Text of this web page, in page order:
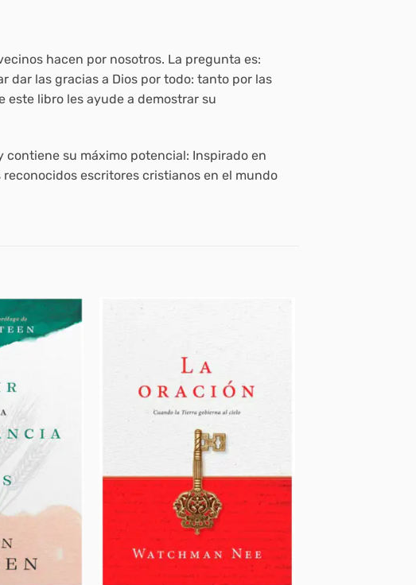
hacen por nosotros. La pregunta es:
dar las gracias a Dios por todo: tanto por las
este libro les ayude a demostrar su
contiene su máximo potencial: Inspirado en
escritores cristianos en el mundo